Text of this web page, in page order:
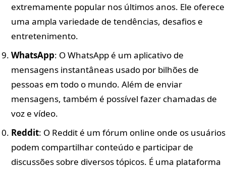
extremamente popular nos últimos anos. Ele oferece
uma ampla variedade de tendências, desafios e
entretenimento.
WhatsApp: O WhatsApp é um aplicativo de
mensagens instantâneas usado por bilhões de
pessoas em todo o mundo. Além de enviar
mensagens, também é possível fazer chamadas de
voz e vídeo.
Reddit: O Reddit é um fórum online onde os usuários
podem compartilhar conteúdo e participar de
discussões sobre diversos tópicos. É uma plataforma